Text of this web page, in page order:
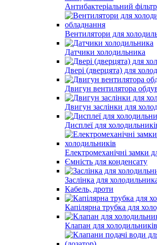
Антибактеріальний
Вентилятори для
Датчики холодильника
Двері (дверцята) для
Двигун вентилятора
Двигун заслінки для
Дисплеї для
Електромеханічні замки
Ємність для конденсату
Заслінка для
Кабель, дроти
Капілярна трубка для
Клапан для холодильників